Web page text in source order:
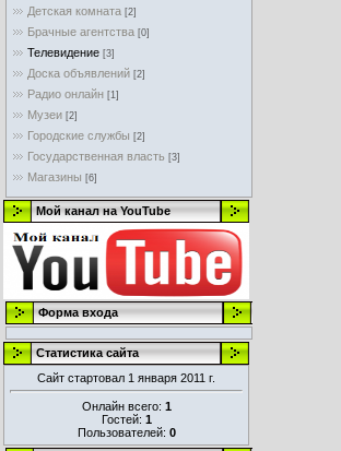
Детская комната [2]
Брачные агентства [0]
Телевидение [3]
Доска объявлений [2]
Радио онлайн [1]
Музеи [2]
Городские службы [2]
Государственная власть [3]
Магазины [6]
Мой канал на YouTube
Форма входа
Статистика сайта
Сайт стартовал 1 января 2011 г.
Онлайн всего: 1
Гостей: 1
Пользователей: 0